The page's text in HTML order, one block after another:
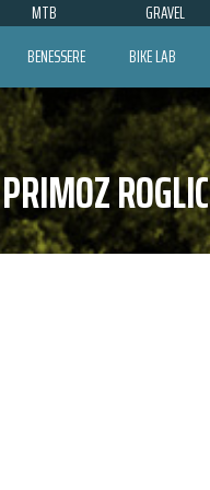
MTB GRAVEL
BENESSERE BIKE LAB
PRIMOZ ROGLIC